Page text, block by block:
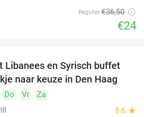
food
Regulier €36,50
€24
31%
Libanees en Syrisch buffet
naar keuze in Den Haag
Do Vr
Za
8.6 star